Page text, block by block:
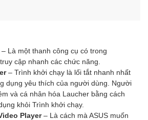
– Là một thanh công cụ có trong
cập nhanh các chức năng.
– Trình khởi chạy là lối tắt nhanh nhất
dụng yêu thích của người dùng. Người
và cá nhân hóa Laucher bằng cách
khỏi Trình khởi chạy.
Player– Là cách mà ASUS muốn